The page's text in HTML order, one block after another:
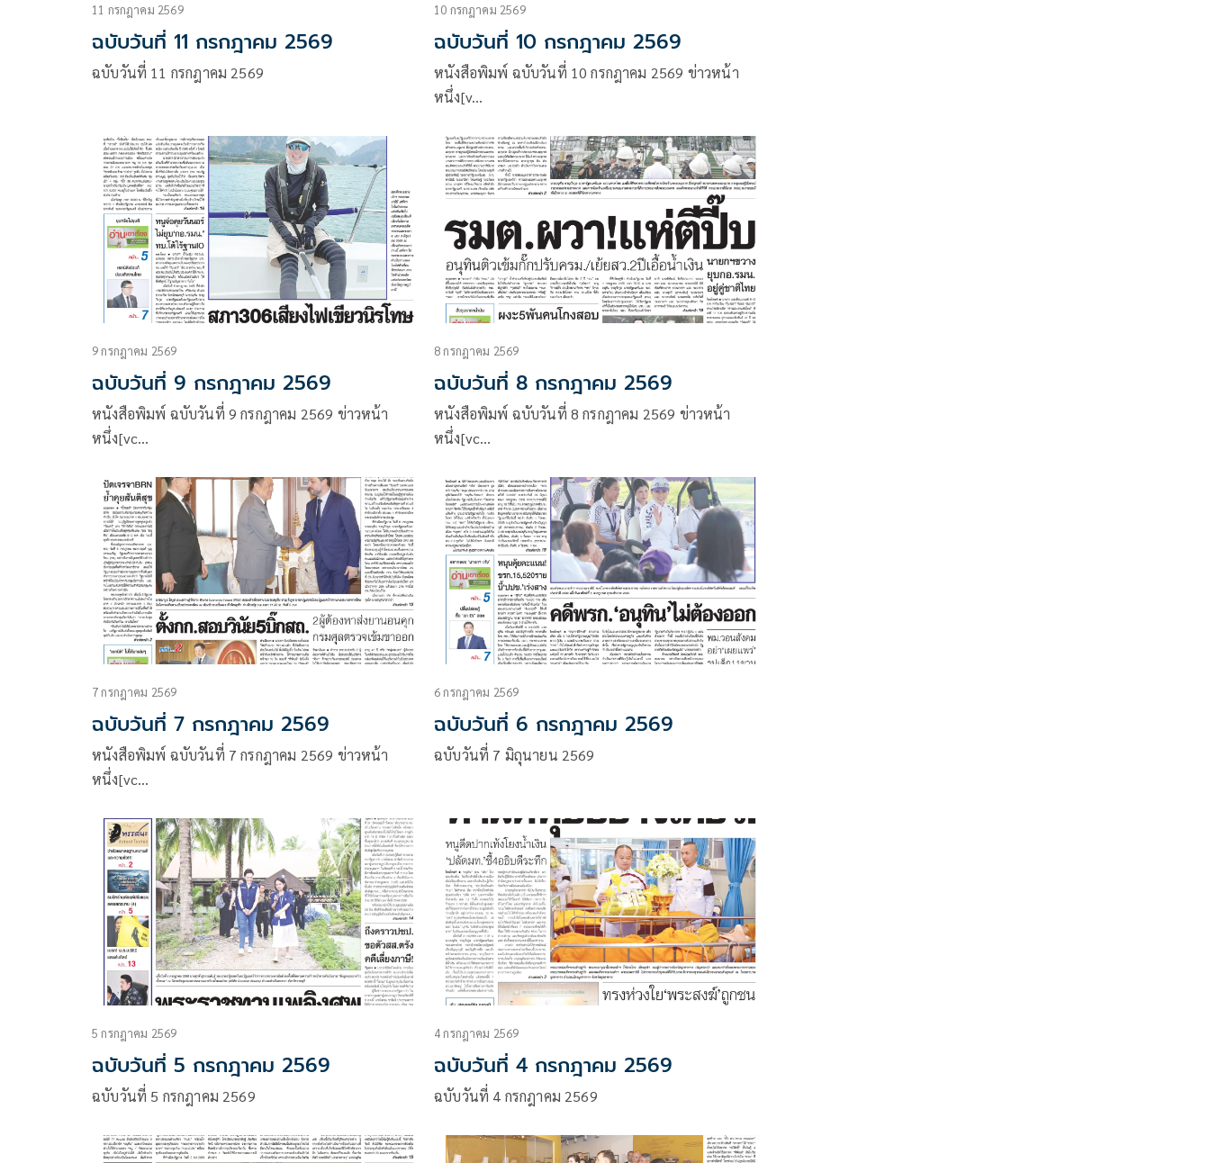
11 กรกฎาคม 2569
ฉบับวันที่ 11 กรกฎาคม 2569
ฉบับวันที่ 11 กรกฎาคม 2569
10 กรกฎาคม 2569
ฉบับวันที่ 10 กรกฎาคม 2569
หนังสือพิมพ์ ฉบับวันที่ 10 กรกฎาคม 2569 ข่าวหน้า
หนึ่ง[v…
9 กรกฎาคม 2569
ฉบับวันที่ 9 กรกฎาคม 2569
หนังสือพิมพ์ ฉบับวันที่ 9 กรกฎาคม 2569 ข่าวหน้า
หนึ่ง[vc…
8 กรกฎาคม 2569
ฉบับวันที่ 8 กรกฎาคม 2569
หนังสือพิมพ์ ฉบับวันที่ 8 กรกฎาคม 2569 ข่าวหน้า
หนึ่ง[vc…
7 กรกฎาคม 2569
ฉบับวันที่ 7 กรกฎาคม 2569
หนังสือพิมพ์ ฉบับวันที่ 7 กรกฎาคม 2569 ข่าวหน้า
หนึ่ง[vc…
6 กรกฎาคม 2569
ฉบับวันที่ 6 กรกฎาคม 2569
ฉบับวันที่ 7 มิถุนายน 2569
5 กรกฎาคม 2569
ฉบับวันที่ 5 กรกฎาคม 2569
ฉบับวันที่ 5 กรกฎาคม 2569
4 กรกฎาคม 2569
ฉบับวันที่ 4 กรกฎาคม 2569
ฉบับวันที่ 4 กรกฎาคม 2569